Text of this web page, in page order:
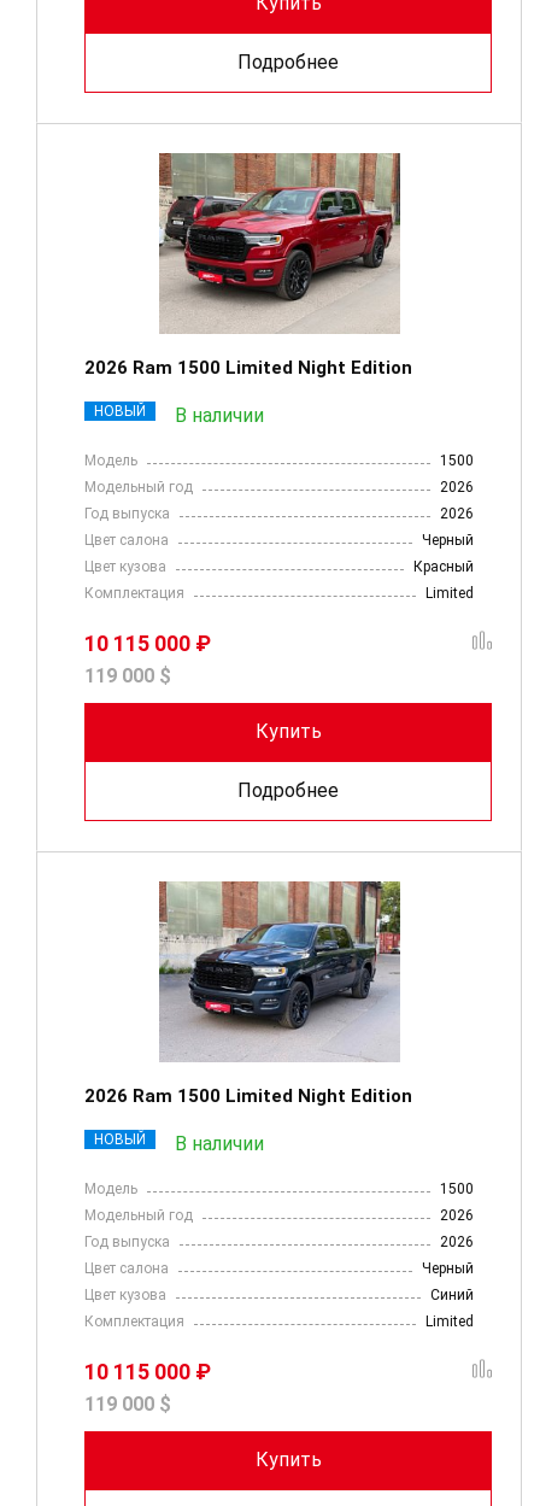
Подробнее
2026 Ram 1500 Limited Night Edition
НОВЫЙ В наличии
Модель
1500
Модельный год
2026
Год выпуска
2026
Цвет салона
Черный
Цвет кузова
Красный
Комплектация
Limited
10 115 000 ₽
119 000 $
Купить
Подробнее
2026 Ram 1500 Limited Night Edition
НОВЫЙ В наличии
Модель
1500
Модельный год
2026
Год выпуска
2026
Цвет салона
Черный
Цвет кузова
Синий
Комплектация
Limited
10 115 000 ₽
119 000 $
Купить